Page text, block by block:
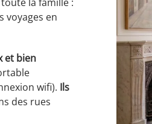
voyages en
et bien
wifi). Ils
des rues